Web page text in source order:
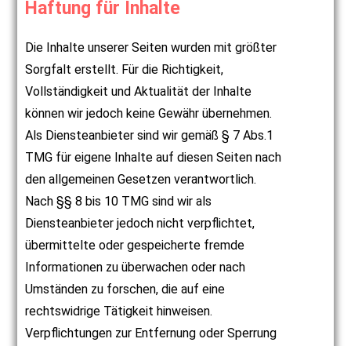
Haftung für Inhalte
Die Inhalte unserer Seiten wurden mit größter
Sorgfalt erstellt. Für die Richtigkeit,
Vollständigkeit und Aktualität der Inhalte
können wir jedoch keine Gewähr übernehmen.
Als Diensteanbieter sind wir gemäß § 7 Abs.1
TMG für eigene Inhalte auf diesen Seiten nach
den allgemeinen Gesetzen verantwortlich.
Nach §§ 8 bis 10 TMG sind wir als
Diensteanbieter jedoch nicht verpflichtet,
übermittelte oder gespeicherte fremde
Informationen zu überwachen oder nach
Umständen zu forschen, die auf eine
rechtswidrige Tätigkeit hinweisen.
Verpflichtungen zur Entfernung oder Sperrung